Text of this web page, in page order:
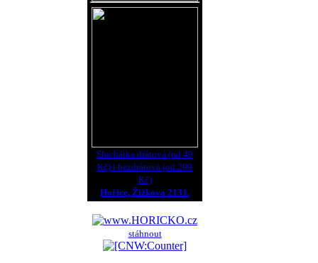
Sluchátka drátová (od 49
Kč) i bezdrátová (od 299
Kč)
Hořice, Žižkova 2131.
stáhnout